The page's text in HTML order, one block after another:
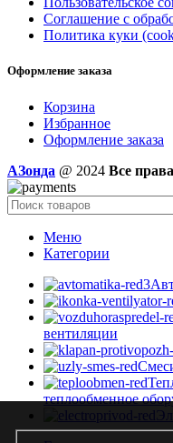
Соглашение с
Политика куки
Оформление заказа
Корзина
Избранное
Оформление заказа
AЗонда @ 2024 Все
Меню
Категории
вентиляции
теплообменное